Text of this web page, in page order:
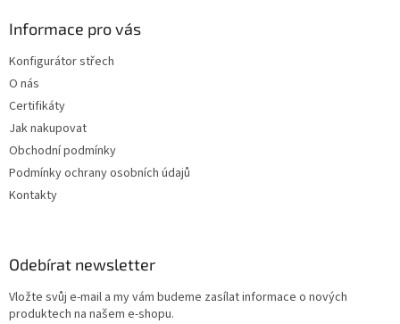
Informace pro vás
Konfigurátor střech
O nás
Certifikáty
Jak nakupovat
Obchodní podmínky
Podmínky ochrany osobních údajů
Kontakty
Odebírat newsletter
Vložte svůj e-mail a my vám budeme zasílat informace o nových
produktech na našem e-shopu.